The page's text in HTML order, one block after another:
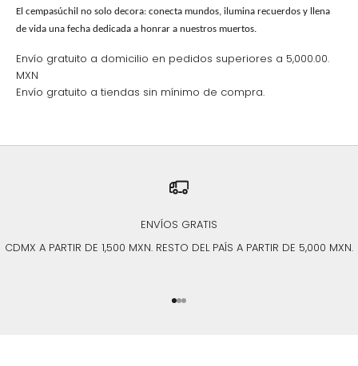
El cempasúchil no solo decora: conecta mundos, ilumina recuerdos y llena
de vida una fecha dedicada a honrar a nuestros muertos.
Envío gratuito a domicilio en pedidos superiores a 5,000.00.
MXN
Envío gratuito a tiendas sin mínimo de compra.
ENVÍOS GRATIS
CDMX A PARTIR DE 1,500 MXN. RESTO DEL PAÍS A PARTIR DE 5,000 MXN.
Ir al artículo 1
Ir al artículo 2
Ir al artículo 3